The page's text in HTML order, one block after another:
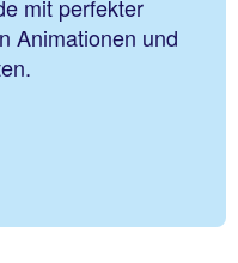
mit perfekter
Animationen und